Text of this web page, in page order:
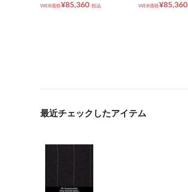
WEB価格¥85,360 税込 WEB価格¥85,360
最近チェックしたアイテム